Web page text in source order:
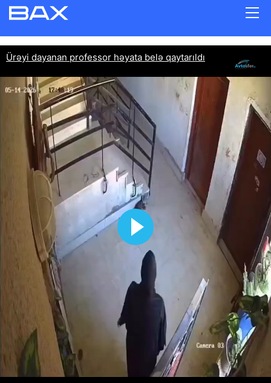
Ürəyi dayanan professor həyata
belə qaytarıldı
20.05.2026 0
AVTOSFERTV ABUNƏ OL